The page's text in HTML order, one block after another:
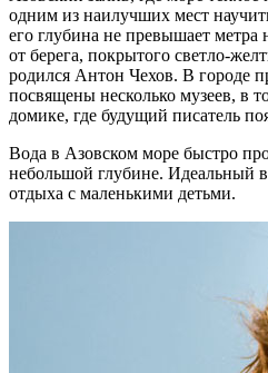
одним из наилучших мест
его глубина не превышает метра
от берега, покрытого светло-
родился Антон Чехов. В городе
посвящены несколько музеев, в
домике, где будущий писатель
Вода в Азовском море быстро
небольшой глубине. Идеальный
отдыха с маленькими детьми.